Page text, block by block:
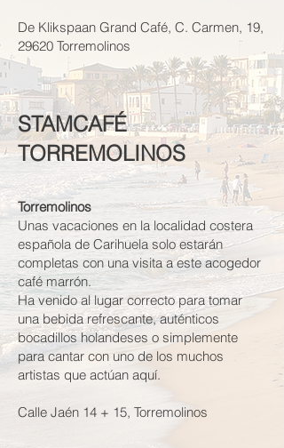
De Klikspaan Grand Café, C. Carmen, 19,
29620 Torremolinos
STAMCAFÉ
TORREMOLINOS
Torremolinos
Unas vacaciones en la localidad costera
española de Carihuela solo estarán
completas con una visita a este acogedor
café marrón.
Ha venido al lugar correcto para tomar
una bebida refrescante, auténticos
bocadillos holandeses o simplemente
para cantar con uno de los muchos
artistas que actúan aquí.
Calle Jaén 14 + 15, Torremolinos